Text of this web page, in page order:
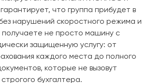
что группа прибудет в
нарушений скоростного режима и
не просто машину с
защищенную услугу: от
каждого места до полного
которые не вызовут
бухгалтера.